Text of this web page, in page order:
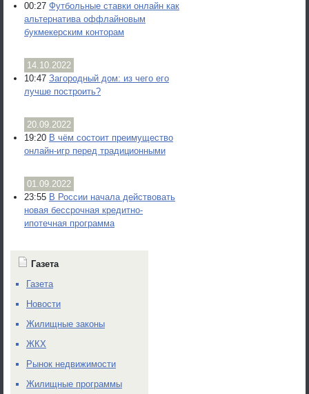
00:27 Футбольные ставки онлайн как
альтернатива оффлайновым
букмекерским конторам
14.10.2022
10:47 Загородный дом: из чего его
лучше построить?
20.09.2022
19:20 В чём состоит преимущество
онлайн-игр перед традиционными
01.09.2022
23:55 В России начала действовать
новая бессрочная кредитно-
ипотечная программа
Газета
Газета
Новости
Жилищные законы
ЖКХ
Рынок недвижимости
Жилищные программы